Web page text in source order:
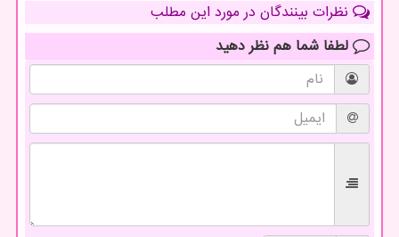
نظرات بینندگان در مورد این مطلب
لطفا شما هم نظر دهید